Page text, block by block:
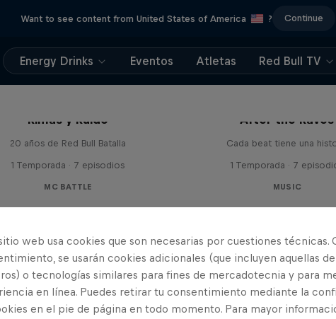
Want to see content from United States of America ? Continue
Energy Drinks Eventos Atletas Red Bull TV
Rimas y Ruido
20 años de Red Bull Batalla
1 Temporada · 7 episodios
MC BATTLE
After the Raves
Cada beat tiene una
1 Temporada · 7
MUSIC
web usa cookies que son necesarias por cuestiones técnicas.
se usarán cookies adicionales (que incluyen aquellas de
o tecnologías similares para fines de mercadotecnia y para
en línea. Puedes retirar tu consentimiento mediante la
en el pie de página en todo momento. Para mayor